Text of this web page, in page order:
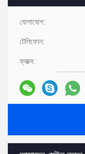
যোগাযোগ:
টেলিফোন:
ফ্যাক্স: